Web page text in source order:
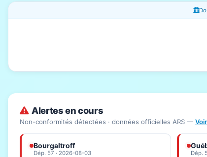
Fenêtres d'information
Alertes en cours
Non-conformités détectées · données officielles ARS —
Bourgaltroff
Dép. 57 · 2026-08-03
Dép.